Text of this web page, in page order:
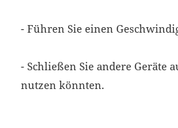
- Führen Sie einen
- Schließen Sie andere Geräte
nutzen könnten.